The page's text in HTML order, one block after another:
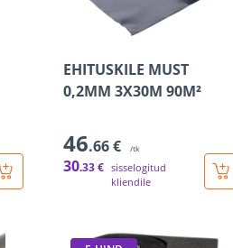
EHITUSKILE MUST
0,2MM 3X30M 90M²
46.66 € /tk
30.33 € sisselogitud
kliendile